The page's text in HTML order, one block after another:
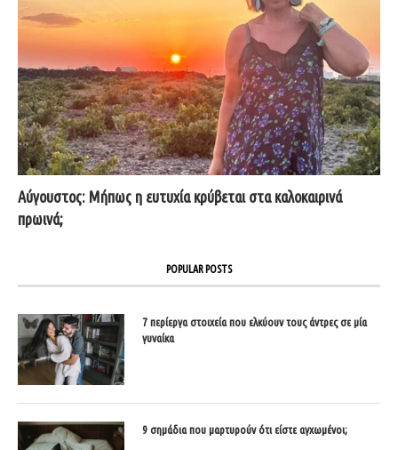
Αύγουστος: Μήπως η ευτυχία κρύβεται στα καλοκαιρινά
πρωινά;
POPULAR POSTS
7 περίεργα στοιχεία που ελκύουν τους άντρες σε μία
γυναίκα
9 σημάδια που μαρτυρούν ότι είστε αγχωμένοι;